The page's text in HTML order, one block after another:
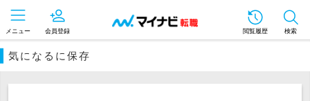
メニュー 会員登録 閲覧履歴 検索
気になるに保存